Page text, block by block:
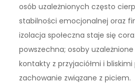
osób uzależnionych często
stabilności emocjonalnej oraz
izolacja społeczna staje się
powszechna; osoby
kontakty z przyjaciółmi i bliskimi
zachowanie związane z piciem.